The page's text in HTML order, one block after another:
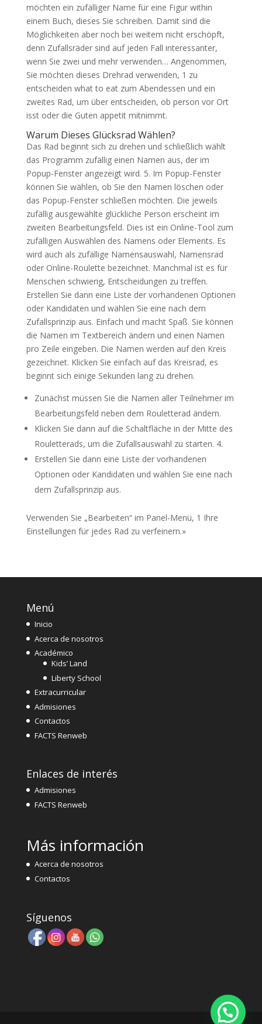
möchten ein zufälliger Name für eine Figur within
einem Buch, dieses Sie schreiben. Damit sind die
Möglichkeiten aber noch bei weitem nicht erschöpft,
denn Zufallsräder sind auf jeden Fall interessanter,
wenn Sie zwei und mehr verwenden… Angenommen,
Sie möchten dieses Drehrad verwenden, 1 zu
entscheiden what to eat zum Abendessen und ein
zweites Rad, um über entscheiden, ob person vor Ort
isst oder die Guten appetit mitnimmt.
Warum Dieses Glücksrad Wählen?
Das Rad beginnt sich zu drehen und schließlich wählt
das Programm zufällig einen Namen aus, der im
Popup-Fenster angezeigt wird. 5. Im Popup-Fenster
können Sie wählen, ob Sie den Namen löschen oder
das Popup-Fenster schließen möchten. Die jeweils
zufällig ausgewählte glückliche Person erscheint im
zweiten Bearbeitungsfeld. Dies ist ein Online-Tool zum
zufälligen Auswählen des Namens oder Elements. Es
wird auch als zufällige Namensauswahl, Namensrad
oder Online-Roulette bezeichnet. Manchmal ist es für
Menschen schwierig, Entscheidungen zu treffen.
Erstellen Sie dann eine Liste der vorhandenen Optionen
oder Kandidaten und wählen Sie eine nach dem
Zufallsprinzip aus. Einfach und macht Spaß. Sie können
die Namen im Textbereich ändern und einen Namen
pro Zeile eingeben. Die Namen werden auf den Kreis
gezeichnet. Klicken Sie einfach auf das Kreisrad, es
beginnt sich einige Sekunden lang zu drehen.
Zunächst müssen Sie die Namen aller Teilnehmer im
Bearbeitungsfeld neben dem Rouletterad ändern.
Klicken Sie dann auf die Schaltfläche in der Mitte des
Rouletterads, um die Zufallsauswahl zu starten. 4.
Erstellen Sie dann eine Liste der vorhandenen
Optionen oder Kandidaten und wählen Sie eine nach
dem Zufallsprinzip aus.
Verwenden Sie „Bearbeiten“ im Panel-Menü, 1 Ihre
Einstellungen für jedes Rad zu verfeinern.»
Menú
Inicio
Acerca de nosotros
Académico
Kids’ Land
Liberty School
Extracurricular
Admisiones
Contactos
FACTS Renweb
Enlaces de interés
Admisiones
FACTS Renweb
Más información
Acerca de nosotros
Contactos
Síguenos